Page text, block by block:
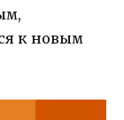
к новым